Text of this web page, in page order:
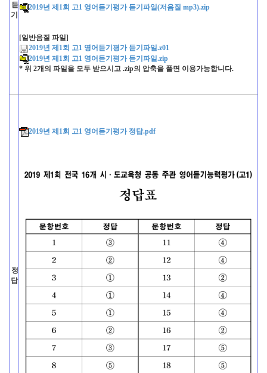
듣
기
2019년 제1회 고1 영어듣기평가 듣기파일(저음질 mp3).zip
[일반음질 파일]
2019년 제1회 고1 영어듣기평가 듣기파일.z01
2019년 제1회 고1 영어듣기평가 듣기파일.zip
* 위 2개의 파일을 모두 받으시고 .zip의 압축을 풀면 이용가능합니다.
정
답
2019년 제1회 고1 영어듣기평가 정답.pdf